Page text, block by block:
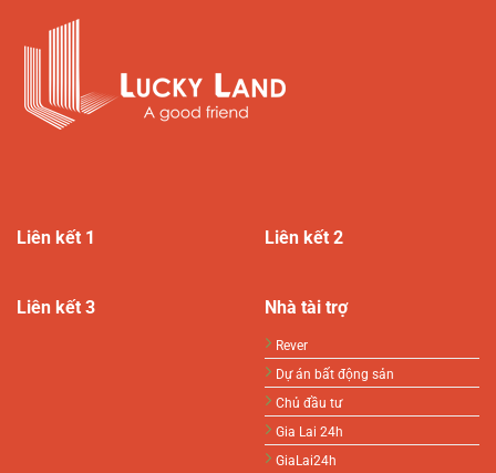
Liên kết 1 Liên kết 2
Liên kết 3 Nhà tài trợ
Rever
Dự án bất động sản
Chủ đầu tư
Gia Lai 24h
GiaLai24h